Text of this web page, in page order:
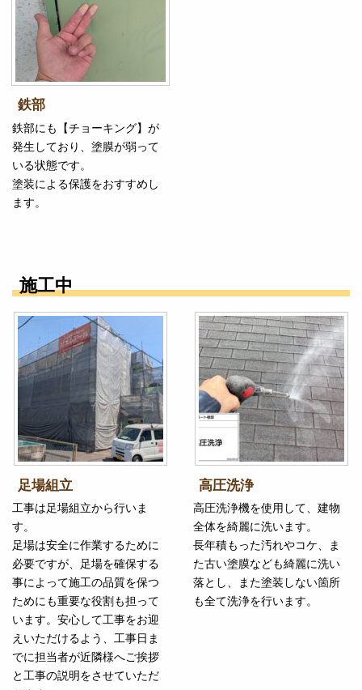
鉄部
鉄部にも【チョーキング】が
発生しており、塗膜が弱って
いる状態です。
塗装による保護をおすすめし
ます。
施工中
足場組立
工事は足場組立から行いま
す。
足場は安全に作業するために
必要ですが、足場を確保する
事によって施工の品質を保つ
ためにも重要な役割も担って
います。安心して工事をお迎
えいただけるよう、工事日ま
でに担当者が近隣様へご挨拶
と工事の説明をさせていただ
高圧洗浄
高圧洗浄機を使用して、建物
全体を綺麗に洗います。
長年積もった汚れやコケ、ま
た古い塗膜なども綺麗に洗い
落とし、また塗装しない箇所
も全て洗浄を行います。